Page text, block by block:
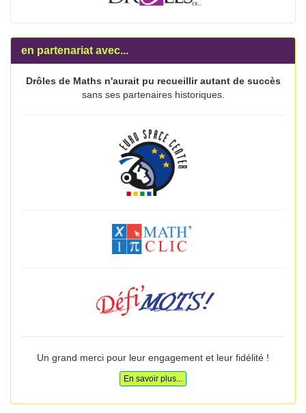
en partenariat avec...
Drôles de Maths n'aurait pu recueillir autant de succès
sans ses partenaires historiques.
Un grand merci pour leur engagement et leur fidélité !
En savoir plus...